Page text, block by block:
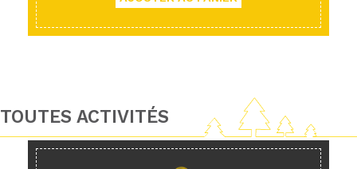
TOUTES ACTIVITÉS